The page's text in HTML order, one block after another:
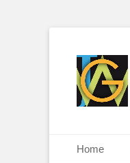
Primair
naar
Home